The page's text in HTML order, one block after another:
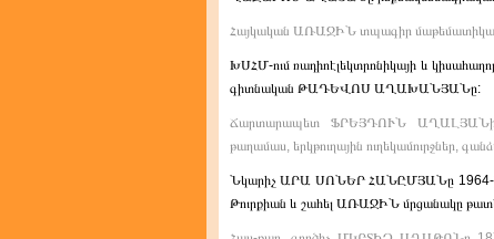
Հայկական ԱՌԱՋԻՆ տպագիր
ԽՍՀՄ-ում ռադիոէլեկտրոնիկայի և
գիտնական ԹԱԴԵՎՈՍ ԱՂԱԽԱՆՅԱՆը:
Ճարտարապետ ՖՐԵՅԴՈՒՆ ԱՂԱԼՅԱՆի
թաղամաս, երկթուղային ուղեկամուրջներ,
Նկարիչ ԱՐԱ ՍՈՆԵՐ ՀԱՆԸՄՅԱՆը 1964-ին
Թուրքիան և շահել ԱՌԱՋԻՆ մրցանակը